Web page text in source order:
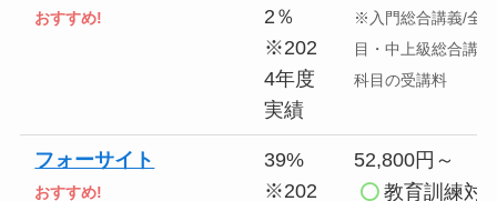
おすすめ!
2％
※202
4年度
実績
※入門総合講義/全
目・中上級総合講
科目の受講料
フォーサイト
おすすめ!
39%
※202
52,800円～
教育訓練対